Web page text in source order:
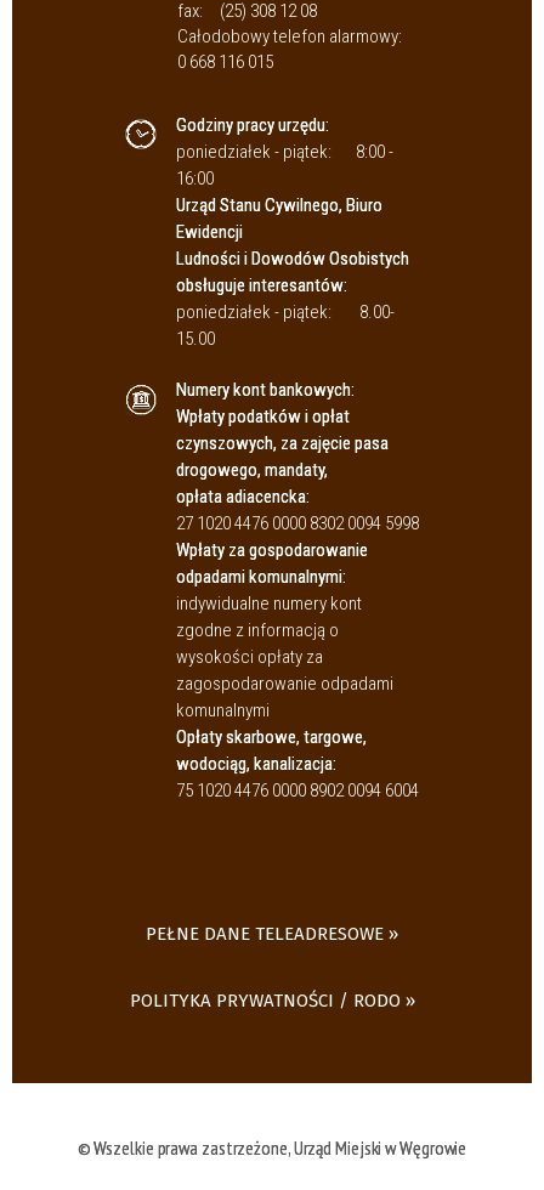
fax:
(25) 308 12 08
Całodobowy telefon alarmowy:
0 668 116 015
Godziny pracy urzędu:
poniedziałek - piątek:
8:00 -
16:00
Urząd Stanu Cywilnego, Biuro
Ewidencji
Ludności i Dowodów Osobistych
obsługuje interesantów:
poniedziałek - piątek:
8.00-
15.00
Numery kont bankowych:
Wpłaty podatków i opłat
czynszowych, za zajęcie pasa
drogowego, mandaty,
opłata adiacencka:
27 1020 4476 0000 8302 0094 5998
Wpłaty za gospodarowanie
odpadami komunalnymi:
indywidualne numery kont
zgodne z informacją o
wysokości opłaty za
zagospodarowanie odpadami
komunalnymi
Opłaty skarbowe, targowe,
wodociąg, kanalizacja:
75 1020 4476 0000 8902 0094 6004
PEŁNE DANE TELEADRESOWE
POLITYKA PRYWATNOŚCI / RODO
© Wszelkie prawa zastrzeżone, Urząd Miejski w Węgrowie